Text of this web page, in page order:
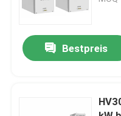
Neuigkeiten
vfd variabler
Bestpreis